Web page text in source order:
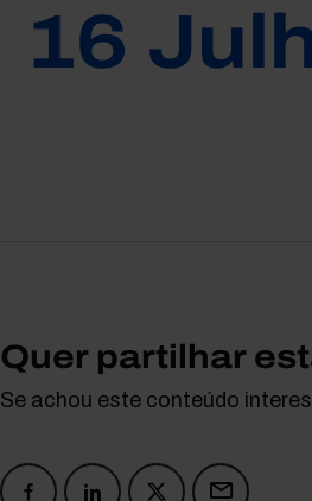
16
Quer partilhar
Se achou este conteúdo